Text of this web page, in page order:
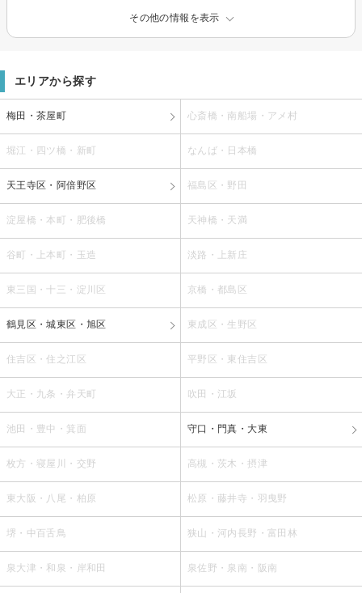
その他の情報を表示
エリアから探す
梅田・茶屋町 心斎橋・南船場・アメ村
堀江・四ツ橋・新町 なんば・日本橋
天王寺区・阿倍野区 福島区・野田
淀屋橋・本町・肥後橋 天神橋・天満
谷町・上本町・玉造 淡路・上新庄
東三国・十三・淀川区 京橋・都島区
鶴見区・城東区・旭区 東成区・生野区
住吉区・住之江区 平野区・東住吉区
大正・九条・弁天町 吹田・江坂
池田・豊中・箕面 守口・門真・大東
枚方・寝屋川・交野 高槻・茨木・摂津
東大阪・八尾・柏原 松原・藤井寺・羽曳野
堺・中百舌鳥 狭山・河内長野・富田林
泉大津・和泉・岸和田 泉佐野・泉南・阪南